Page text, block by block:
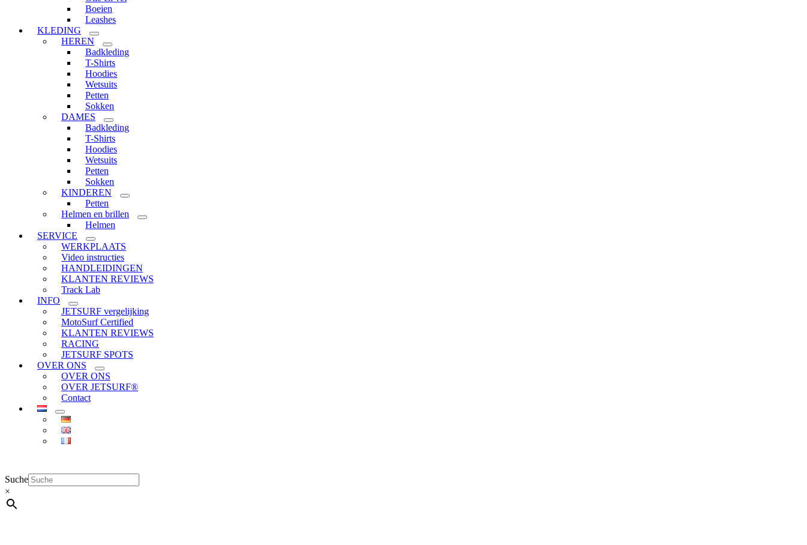
Boeien
Leashes
KLEDING
HEREN
Badkleding
T-Shirts
Hoodies
Wetsuits
Petten
Sokken
DAMES
Badkleding
T-Shirts
Hoodies
Wetsuits
Petten
Sokken
KINDEREN
Petten
Helmen en brillen
Helmen
SERVICE
WERKPLAATS
Video instructies
HANDLEIDINGEN
KLANTEN REVIEWS
Track Lab
INFO
JETSURF vergelijking
MotoSurf Certified
KLANTEN REVIEWS
RACING
JETSURF SPOTS
OVER ONS
OVER ONS
OVER JETSURF®
Contact
Suche
×